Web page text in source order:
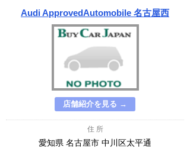
Audi ApprovedAutomobile 名古屋西
店舗紹介を見る →
住 所
愛知県 名古屋市 中川区太平通